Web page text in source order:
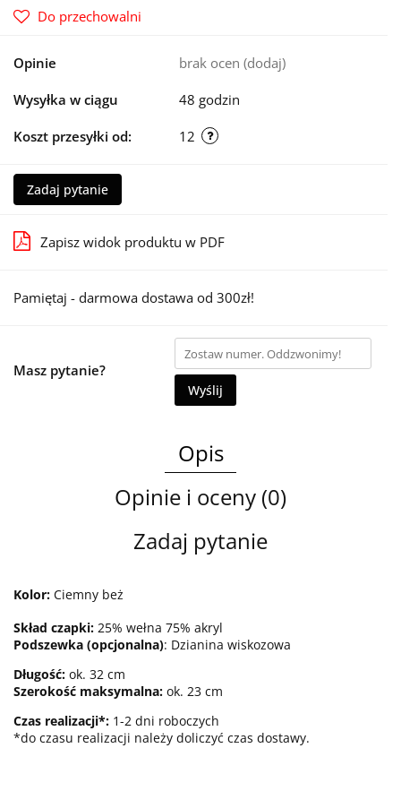
Do przechowalni
Opinie brak ocen (dodaj)
Wysyłka w ciągu 48 godzin
Koszt przesyłki od: 12
Zadaj pytanie
Zapisz widok produktu w PDF
Pamiętaj - darmowa dostawa od 300zł!
Masz pytanie?
Wyślij
Opis
Opinie i oceny (0)
Zadaj pytanie
Kolor: Ciemny beż
Skład czapki: 25% wełna 75% akryl
Podszewka (opcjonalna): Dzianina wiskozowa
Długość: ok. 32 cm
Szerokość maksymalna: ok. 23 cm
Czas realizacji*: 1-2 dni roboczych
*do czasu realizacji należy doliczyć czas dostawy.